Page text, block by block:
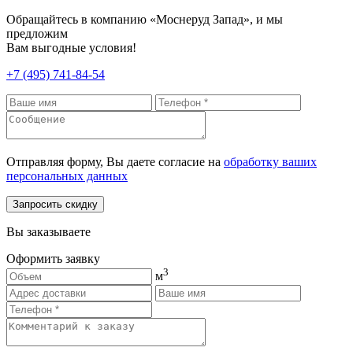
Обращайтесь в компанию «Моснеруд Запад», и мы
предложим
Вам выгодные условия!
+7 (495) 741-84-54
Отправляя форму, Вы даете согласие на обработку ваших
персональных данных
Запросить скидку
Вы заказываете
Оформить заявку
м3